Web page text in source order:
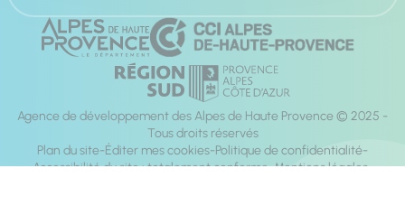
Agence de développement des Alpes de Haute Provence © 2025 -
Tous droits réservés
Plan du site Éditer mes cookies Politique de confidentialité
Accessibilité du site : totalement conforme Mentions légales